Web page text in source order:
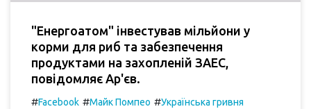
"Енергоатом" інвестував мільйони у
корми для риб та забезпечення
продуктами на захопленій ЗАЕС,
повідомляє Ар'єв.
#Facebook #Майк Помпео #Українська гривня